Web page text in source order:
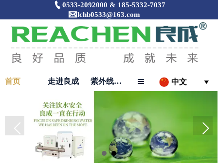
 0533-2092000 & 185-5332-7037
lchb0533@163.com
首页 走进良成 紫外线消毒器  中文 